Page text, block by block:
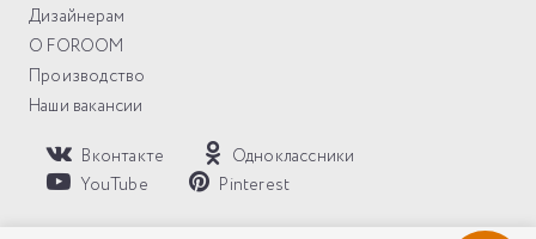
Дизайнерам
О FOROOM
Производство
Наши вакансии
Вконтакте
Одноклассники
YouTube
Pinterest